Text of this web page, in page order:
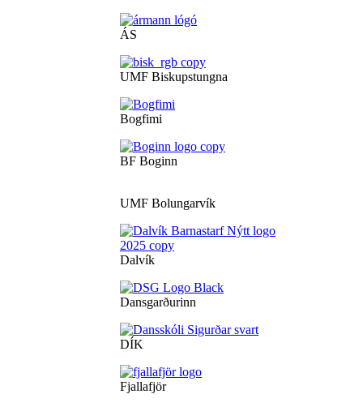
ÁS
UMF Biskupstungna
Bogfimi
BF Boginn
UMF Bolungarvík
Dalvík
Dansgarðurinn
DÍK
Fjallafjör